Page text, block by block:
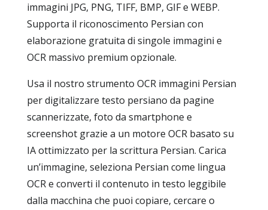
immagini JPG, PNG, TIFF, BMP, GIF e WEBP.
Supporta il riconoscimento Persian con
elaborazione gratuita di singole immagini e
OCR massivo premium opzionale.
Usa il nostro strumento OCR immagini Persian
per digitalizzare testo persiano da pagine
scannerizzate, foto da smartphone e
screenshot grazie a un motore OCR basato su
IA ottimizzato per la scrittura Persian. Carica
un’immagine, seleziona Persian come lingua
OCR e converti il contenuto in testo leggibile
dalla macchina che puoi copiare, cercare o